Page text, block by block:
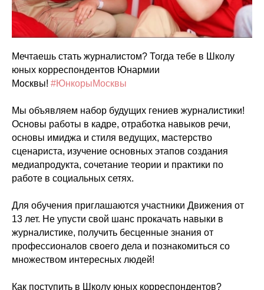
Мечтаешь стать журналистом? Тогда тебе в Школу
юных корреспондентов Юнармии
Москвы! #ЮнкорыМосквы
Мы объявляем набор будущих гениев журналистики!
Основы работы в кадре, отработка навыков речи,
основы имиджа и стиля ведущих, мастерство
сценариста, изучение основных этапов создания
медиапродукта, сочетание теории и практики по
работе в социальных сетях.
Для обучения приглашаются участники Движения от
13 лет. Не упусти свой шанс прокачать навыки в
журналистике, получить бесценные знания от
профессионалов своего дела и познакомиться со
множеством интересных людей!
Как поступить в Школу юных корреспондентов?